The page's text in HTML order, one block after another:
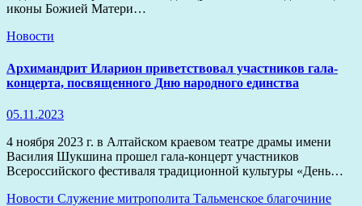
иконы Божией Матери…
Новости
Архимандрит Иларион приветствовал участников гала-
концерта, посвященного Дню народного единства
05.11.2023
4 ноября 2023 г. в Алтайском краевом театре драмы имени
Василия Шукшина прошел гала-концерт участников
Всероссийского фестиваля традиционной культуры «День…
Новости Служение митрополита Тальменское благочиние